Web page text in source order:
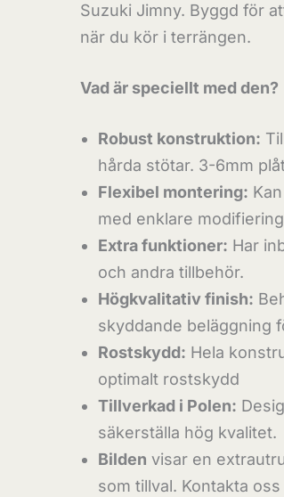
Suzuki Jimny. Byggd för
när du kör i terrängen.
Vad är speciellt med den?
Robust konstruktion:
hårda stötar. 3-6mm
Flexibel montering:
med enklare
Extra funktioner: Har
och andra tillbehör.
Högkvalitativ finish:
skyddande beläggning
Rostskydd: Hela
optimalt rostskydd
Tillverkad i Polen:
säkerställa hög kvalitet.
Bilden visar en
som tillval. Kontakta